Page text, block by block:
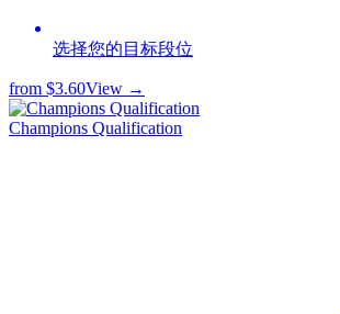
选择您的目标段位
from $3.60View →
Champions Qualification